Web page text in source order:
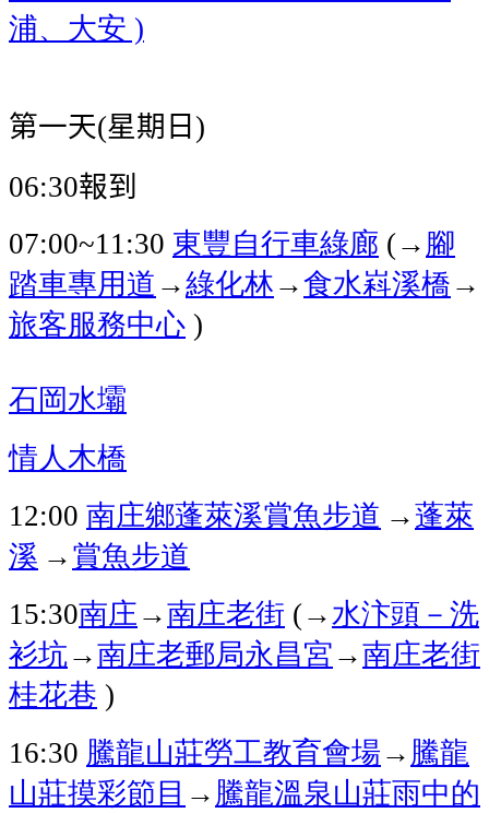
浦、大安 )
第一天(星期日)
06:30報到
07:00~11:30 東豐自行車綠廊 (→腳
踏車專用道→綠化林→食水嵙溪橋→
旅客服務中心 )
石岡水壩
情人木橋
12:00 南庄鄉蓬萊溪賞魚步道 →蓬萊
溪 →賞魚步道
15:30南庄→南庄老街 (→水汴頭－洗
衫坑→南庄老郵局永昌宮→南庄老街
桂花巷 )
16:30 騰龍山莊勞工教育會場→騰龍
山莊摸彩節目 →騰龍溫泉山莊雨中的